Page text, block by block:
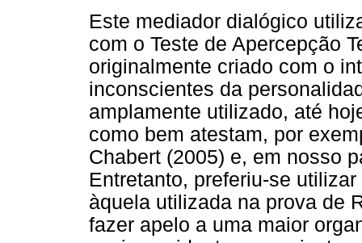
Este mediador dialógico
com o Teste de Apercepção
originalmente criado com o
inconscientes da
amplamente utilizado, até
como bem atestam, por
Chabert (2005) e, em nosso
Entretanto, preferiu-se
àquela utilizada na prova de
fazer apelo a uma maior